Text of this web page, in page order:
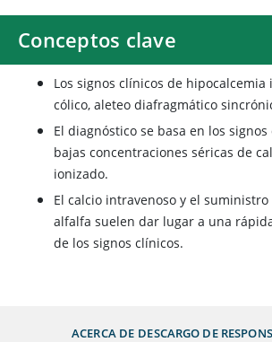
Conceptos clave
Los signos clínicos de hipocalcemia
cólico, aleteo diafragmático
El diagnóstico se basa en los signos
bajas concentraciones séricas de
ionizado.
El calcio intravenoso y el
alfalfa suelen dar lugar a una
de los signos clínicos.
ACERCA DE DESCARGO DE